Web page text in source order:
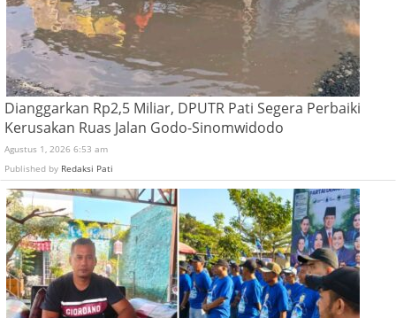
Dianggarkan Rp2,5 Miliar, DPUTR Pati Segera Perbaiki
Kerusakan Ruas Jalan Godo-Sinomwidodo
Agustus 1, 2026 6:53 am
Published by Redaksi Pati